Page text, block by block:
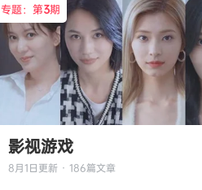
专题：第3期
影视游戏
8月1日更新 · 186篇文章